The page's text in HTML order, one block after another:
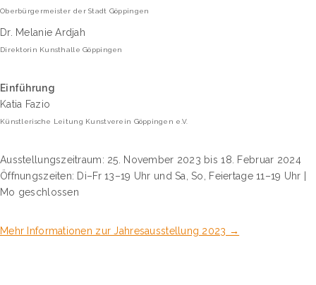
Oberbürgermeister der Stadt Göppingen
Dr. Melanie Ardjah
Direktorin Kunsthalle Göppingen
Einführung
Katia Fazio
Künstlerische Leitung Kunstverein Göppingen e.V.
Ausstellungszeitraum: 25. November 2023 bis 18. Februar 2024
Öffnungszeiten: Di–Fr 13–19 Uhr und Sa, So, Feiertage 11–19 Uhr |
Mo geschlossen
Mehr Informationen zur Jahresausstellung 2023 →